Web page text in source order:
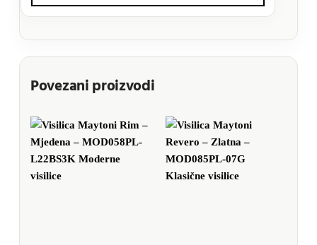
Povezani proizvodi